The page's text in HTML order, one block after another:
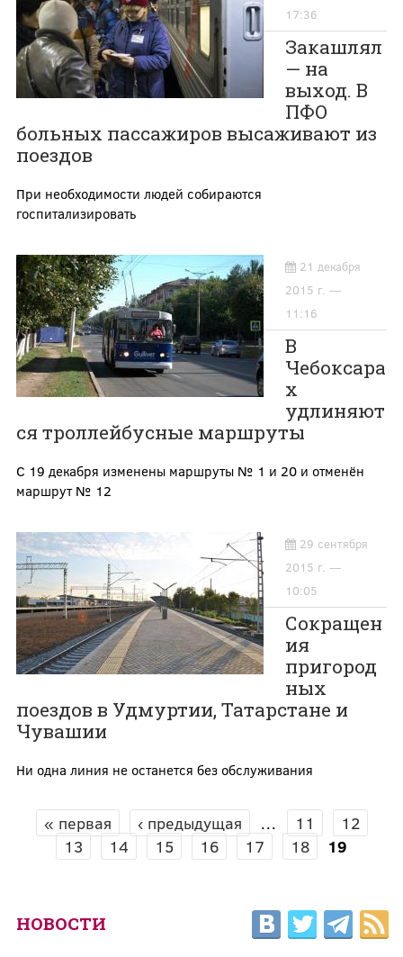
17:36
Закашлял
— на
выход. В
ПФО
больных пассажиров высаживают из
поездов
При необходимости людей собираются
госпитализировать
21 декабря
2015 г. —
11:16
В
Чебоксара
х
удлиняют
ся троллейбусные маршруты
С 19 декабря изменены маршруты № 1 и 20 и отменён
маршрут № 12
29 сентября
2015 г. —
10:05
Сокращен
ия
пригород
ных
поездов в Удмуртии, Татарстане и
Чувашии
Ни одна линия не останется без обслуживания
СТРАНИЦЫ
« первая ‹ предыдущая … 11
12
13
14 15 16 17 18 19
НОВОСТИ